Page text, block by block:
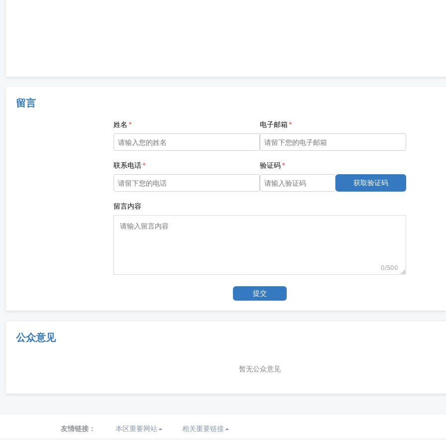
留言
姓名 电子邮箱
联系电话 验证码
获取验证码
留言内容
0/500
提交
公众意见
暂无公众意见
友情链接： 本区重要网站 相关重要链接